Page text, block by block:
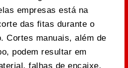
empresas está na
das fitas durante o
Cortes manuais, além de
podem resultar em
falhas de encaixe,